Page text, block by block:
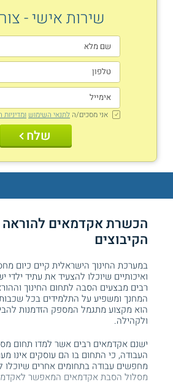
שירות אישי -
אני מסכים/ה לתנאי השימוש
שלח
הכשרת אקדמאים להוראה
הקיבוצים
במערכת החינוך הישראלית קיים כיום
ואיכותיים שיוכלו להצעיד את עתיד
רבים מבצעים הסבה לתחום החינוך
המחנך ומשפיע על התלמידים בכל שכבות
הוא מקצוע מתגמל המספק הזדמנות
ולקהילה.
ישנם אקדמאים רבים אשר למדו תחום
העבודה, כי התחום בו הם עוסקים אינו
מחפשים עבודה בתחומים אחרים שיוכלו
מסלול הסבת אקדמאים המאפשר